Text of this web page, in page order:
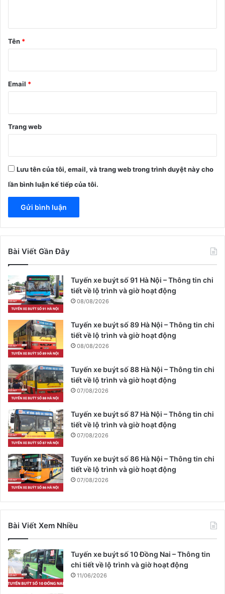
n
Tên *
Email *
Trang web
Lưu tên của tôi, email, và trang web trong trình duyệt này cho
lần bình luận kế tiếp của tôi.
Bài Viết Gần Đây
Tuyến xe buýt số 91 Hà Nội – Thông tin chi
tiết về lộ trình và giờ hoạt động
08/08/2026
Tuyến xe buýt số 89 Hà Nội – Thông tin chi
tiết về lộ trình và giờ hoạt động
08/08/2026
Tuyến xe buýt số 88 Hà Nội – Thông tin chi
tiết về lộ trình và giờ hoạt động
07/08/2026
Tuyến xe buýt số 87 Hà Nội – Thông tin chi
tiết về lộ trình và giờ hoạt động
07/08/2026
Tuyến xe buýt số 86 Hà Nội – Thông tin chi
tiết về lộ trình và giờ hoạt động
07/08/2026
Bài Viết Xem Nhiều
Tuyến xe buýt số 10 Đồng Nai – Thông tin
chi tiết về lộ trình và giờ hoạt động
11/06/2026